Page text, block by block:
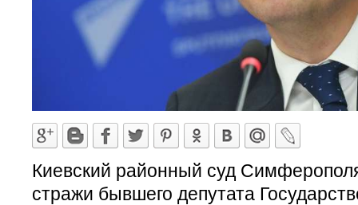
Киевский районный суд
стражи бывшего депутата